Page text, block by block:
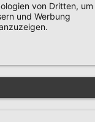
von Dritten, um
und Werbung